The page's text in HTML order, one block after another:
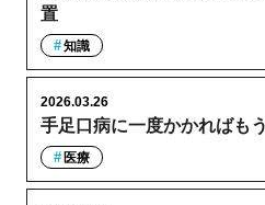
置
知識
手足口病に一度かかればも
2026.03.26
医療